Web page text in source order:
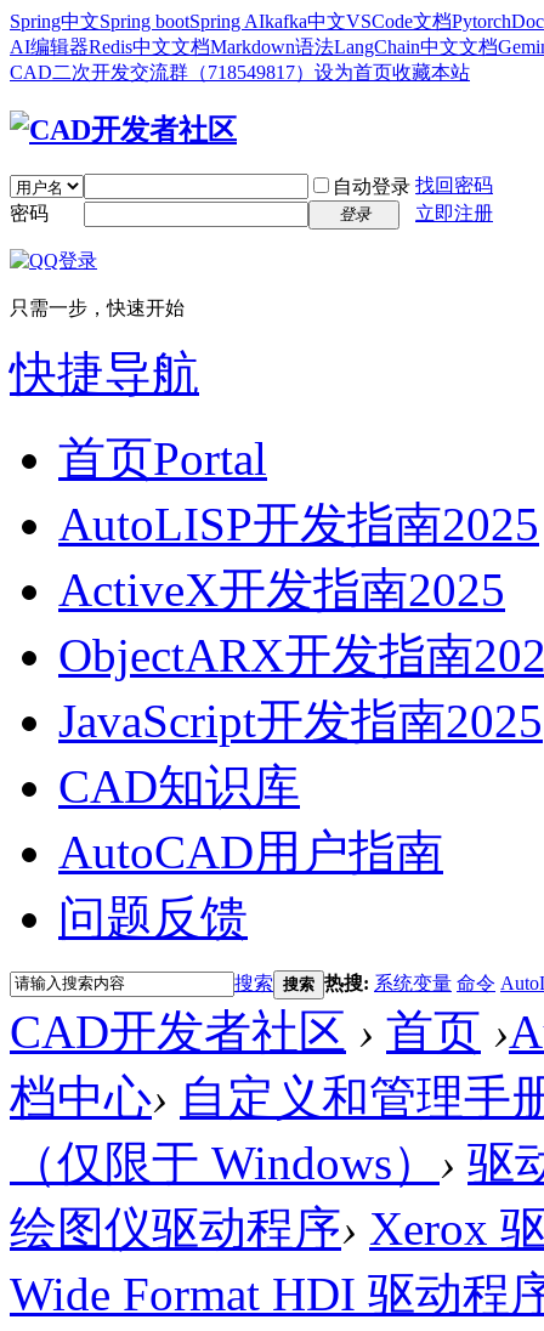
Spring中文Spring bootSpring AIkafka中文VSCode文档Pytorch
AI编辑器Redis中文文档Markdown语法LangChain中文文档
CAD二次开发交流群（718549817） 设为首页收藏本站
自动登录 找回密码
密码
登录 立即注册
只需一步，快速开始
快捷导航
首页Portal
AutoLISP开发指南2025
ActiveX开发指南2025
ObjectARX开发指南
JavaScript开发指南2025
CAD知识库
AutoCAD用户指南
问题反馈
搜索 搜索 热搜: 系统变量 命令
CAD开发者社区 › 首页 ›
档中心› 自定义和管理手
（仅限于 Windows） › 驱
绘图仪驱动程序› Xerox
Wide Format HDI 驱动程